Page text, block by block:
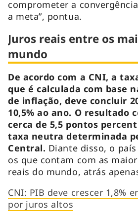
comprometer a
a meta”, pontua.
Juros reais entre os
mundo
De acordo com a CNI, a
que é calculada com base
de inflação, deve concluir
10,5% ao ano. O resultado
cerca de 5,5 pontos
taxa neutra determinada
Central. Diante disso, o
os que contam com as
reais do mundo, atrás
CNI: PIB deve crescer 1,8%
por juros altos